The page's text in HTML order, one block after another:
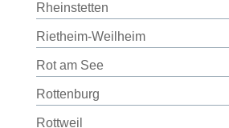
Rheinstetten
Rietheim-Weilheim
Rot am See
Rottenburg
Rottweil